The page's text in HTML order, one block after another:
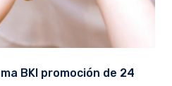
BKI promoción de 24